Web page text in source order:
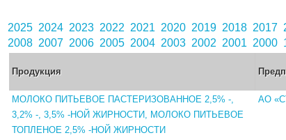
2025 2024 2023 2022 2021 2020 2019 2018 2017
2008 2007 2006 2005 2004 2003 2002 2001 2000
Продукция
МОЛОКО ПИТЬЕВОЕ ПАСТЕРИЗОВАННОЕ 2,5% -,
3,2% -, 3,5% -НОЙ ЖИРНОСТИ, МОЛОКО ПИТЬЕВОЕ
ТОПЛЕНОЕ 2,5% -НОЙ ЖИРНОСТИ
АО